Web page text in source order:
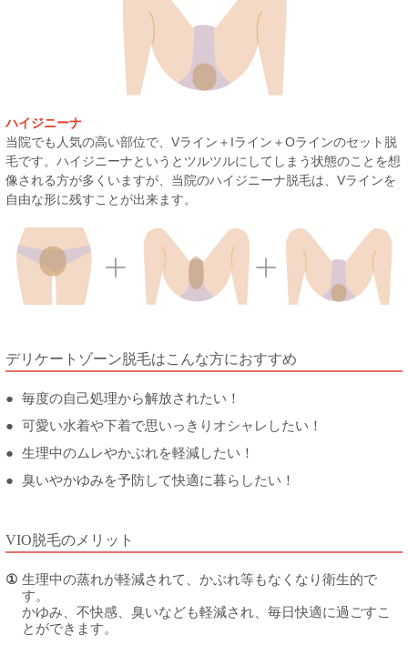
ハイジニーナ
当院でも人気の高い部位で、Vライン＋Iライン＋Oラインのセット脱
毛です。ハイジニーナというとツルツルにしてしまう状態のことを想
像される方が多くいますが、当院のハイジニーナ脱毛は、Vラインを
自由な形に残すことが出来ます。
デリケートゾーン脱毛はこんな方におすすめ
●
毎度の自己処理から解放されたい！
●
可愛い水着や下着で思いっきりオシャレしたい！
●
生理中のムレやかぶれを軽減したい！
●
臭いやかゆみを予防して快適に暮らしたい！
VIO脱毛のメリット
① 生理中の蒸れが軽減されて、かぶれ等もなくなり衛生的で
す。
かゆみ、不快感、臭いなども軽減され、毎日快適に過ごすこ
とができます。